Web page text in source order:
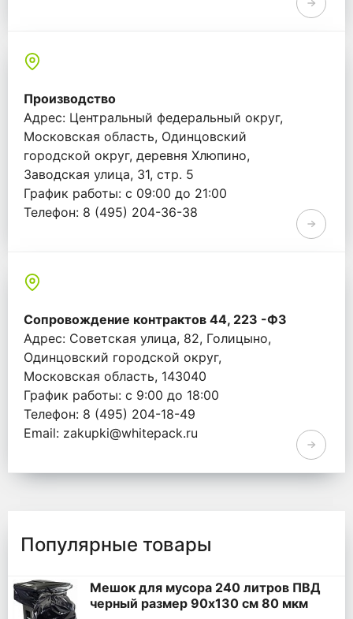
Производство
Адрес: Центральный федеральный округ,
Московская область, Одинцовский
городской округ, деревня Хлюпино,
Заводская улица, 31, стр. 5
График работы: с 09:00 до 21:00
Телефон: 8 (495) 204-36-38
Сопровождение контрактов 44, 223 -ФЗ
Адрес: Советская улица, 82, Голицыно,
Одинцовский городской округ,
Московская область, 143040
График работы: с 9:00 до 18:00
Телефон: 8 (495) 204-18-49
Email: zakupki@whitepack.ru
Популярные товары
Мешок для мусора 240 литров ПВД
черный размер 90x130 см 80 мкм